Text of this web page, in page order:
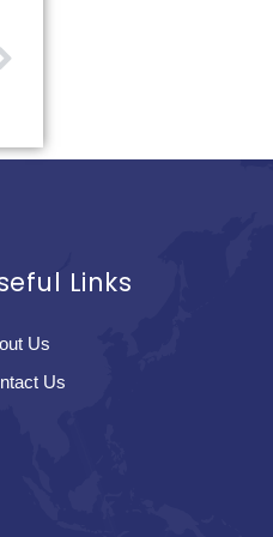
Links
Us
Us